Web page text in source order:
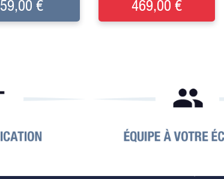
59,00 € 469,00 €